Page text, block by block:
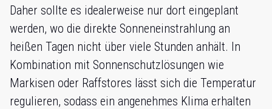
Daher sollte es idealerweise nur dort eingeplant
werden, wo die direkte Sonneneinstrahlung an
heißen Tagen nicht über viele Stunden anhält. In
Kombination mit Sonnenschutzlösungen wie
Markisen oder Raffstores lässt sich die Temperatur
regulieren, sodass ein angenehmes Klima erhalten